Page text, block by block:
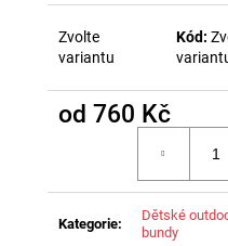
Zvolte
variantu
Kód:
od 760 Kč
Kategorie:
Dětské
bundy